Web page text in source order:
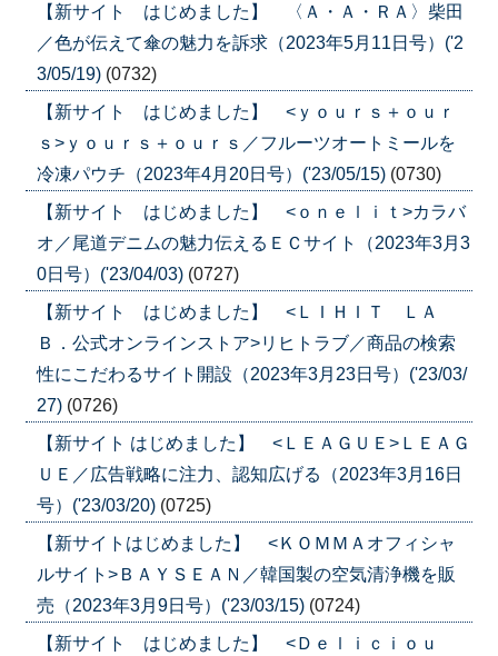
【新サイト はじめました】 〈Ａ・Ａ・ＲＡ〉柴田
／色が伝えて傘の魅力を訴求（2023年5月11日号）('2
3/05/19) (0732)
【新サイト はじめました】 <ｙｏｕｒｓ＋ｏｕｒ
ｓ>ｙｏｕｒｓ＋ｏｕｒｓ／フルーツオートミールを
冷凍パウチ（2023年4月20日号）('23/05/15) (0730)
【新サイト はじめました】 <ｏｎｅｌｉｔ>カラバ
オ／尾道デニムの魅力伝えるＥＣサイト（2023年3月3
0日号）('23/04/03) (0727)
【新サイト はじめました】 <ＬＩＨＩＴ ＬＡ
Ｂ．公式オンラインストア>リヒトラブ／商品の検索
性にこだわるサイト開設（2023年3月23日号）('23/03/
27) (0726)
【新サイト はじめました】 <ＬＥＡＧＵＥ>ＬＥＡＧ
ＵＥ／広告戦略に注力、認知広げる（2023年3月16日
号）('23/03/20) (0725)
【新サイトはじめました】 <ＫＯＭＭＡオフィシャ
ルサイト>ＢＡＹＳＥＡＮ／韓国製の空気清浄機を販
売（2023年3月9日号）('23/03/15) (0724)
【新サイト はじめました】 <Ｄｅｌｉｃｉｏｕ